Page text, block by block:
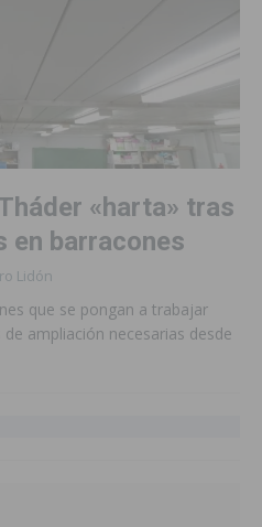
«harta» tras
en barracones
Lidón
que se pongan a trabajar
ampliación necesarias desde